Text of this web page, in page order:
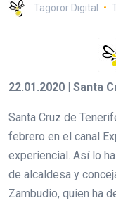
Tagoror Digital
22.01.2020 | Santa
Santa Cruz de
febrero en el canal
experiencial. Así lo
de alcaldesa y
Zambudio, quien ha